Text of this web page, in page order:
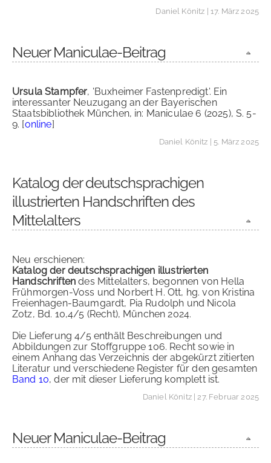
Daniel Könitz | 17. März 2025
Neuer Maniculae-Beitrag
Ursula Stampfer, 'Buxheimer Fastenpredigt'. Ein
interessanter Neuzugang an der Bayerischen
Staatsbibliothek München, in: Maniculae 6 (2025), S. 5-
9. [online]
Daniel Könitz | 5. März 2025
Katalog der deutschsprachigen
illustrierten Handschriften des
Mittelalters
Neu erschienen:
Katalog der deutschsprachigen illustrierten
Handschriften des Mittelalters, begonnen von Hella
Frühmorgen-Voss und Norbert H. Ott, hg. von Kristina
Freienhagen-Baumgardt, Pia Rudolph und Nicola
Zotz, Bd. 10,4/5 (Recht), München 2024.
Die Lieferung 4/5 enthält Beschreibungen und
Abbildungen zur Stoffgruppe 106. Recht sowie in
einem Anhang das Verzeichnis der abgekürzt zitierten
Literatur und verschiedene Register für den gesamten
Band 10, der mit dieser Lieferung komplett ist.
Daniel Könitz| 27. Februar 2025
Neuer Maniculae-Beitrag